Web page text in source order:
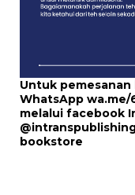
Untuk
WhatsApp wa.me/
melalui facebook
bookstore